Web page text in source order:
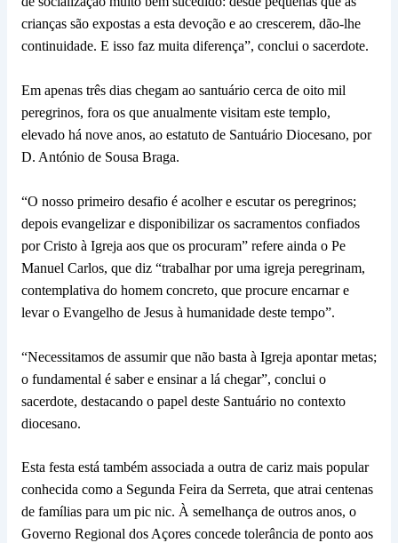
crianças são expostas a esta devoção e ao crescerem, dão-lhe
continuidade. E isso faz muita diferença”, conclui o sacerdote.
Em apenas três dias chegam ao santuário cerca de oito mil
peregrinos, fora os que anualmente visitam este templo,
elevado há nove anos, ao estatuto de Santuário Diocesano, por
D. António de Sousa Braga.
“O nosso primeiro desafio é acolher e escutar os peregrinos;
depois evangelizar e disponibilizar os sacramentos confiados
por Cristo à Igreja aos que os procuram” refere ainda o Pe
Manuel Carlos, que diz “trabalhar por uma igreja peregrinam,
contemplativa do homem concreto, que procure encarnar e
levar o Evangelho de Jesus à humanidade deste tempo”.
“Necessitamos de assumir que não basta à Igreja apontar metas;
o fundamental é saber e ensinar a lá chegar”, conclui o
sacerdote, destacando o papel deste Santuário no contexto
diocesano.
Esta festa está também associada a outra de cariz mais popular
conhecida como a Segunda Feira da Serreta, que atrai centenas
de famílias para um pic nic. À semelhança de outros anos, o
Governo Regional dos Açores concede tolerância de ponto aos